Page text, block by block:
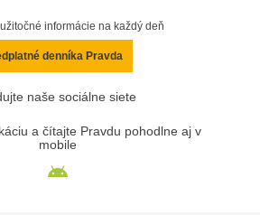
informácie na každý deň
denníka Pravda
naše sociálne siete
a čítajte Pravdu pohodlne aj v
mobile